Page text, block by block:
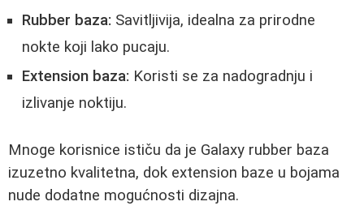
Rubber baza: Savitljivija, idealna za prirodne
nokte koji lako pucaju.
Extension baza: Koristi se za nadogradnju i
izlivanje noktiju.
Mnoge korisnice ističu da je Galaxy rubber baza
izuzetno kvalitetna, dok extension baze u bojama
nude dodatne mogućnosti dizajna.